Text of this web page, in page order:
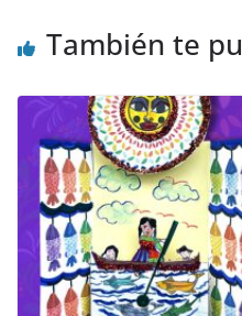
También te